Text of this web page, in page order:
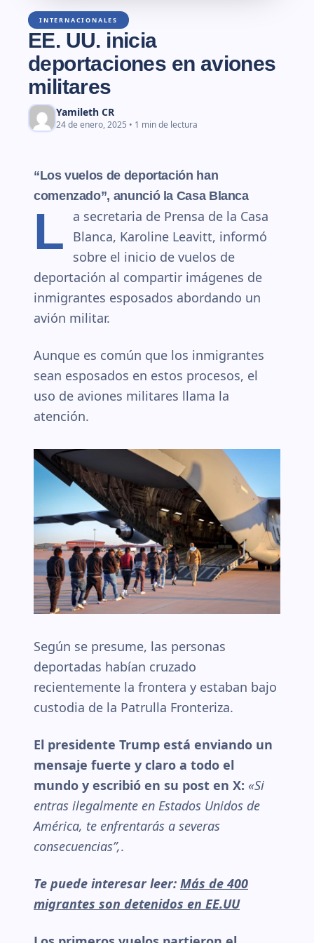
INTERNACIONALES
EE. UU. inicia
deportaciones en aviones
militares
Yamileth CR
24 de enero, 2025 • 1 min de lectura
“Los vuelos de deportación han
comenzado”, anunció la Casa Blanca
L
a secretaria de Prensa de la Casa
Blanca, Karoline Leavitt, informó
sobre el inicio de vuelos de
deportación al compartir imágenes de
inmigrantes esposados abordando un
avión militar.
Aunque es común que los inmigrantes
sean esposados en estos procesos, el
uso de aviones militares llama la
atención.
Según se presume, las personas
deportadas habían cruzado
recientemente la frontera y estaban bajo
custodia de la Patrulla Fronteriza.
El presidente Trump está enviando un
mensaje fuerte y claro a todo el
mundo y escribió en su post en X: «Si
entras ilegalmente en Estados Unidos de
América, te enfrentarás a severas
consecuencias”,.
Te puede interesar leer: Más de 400
migrantes son detenidos en EE.UU